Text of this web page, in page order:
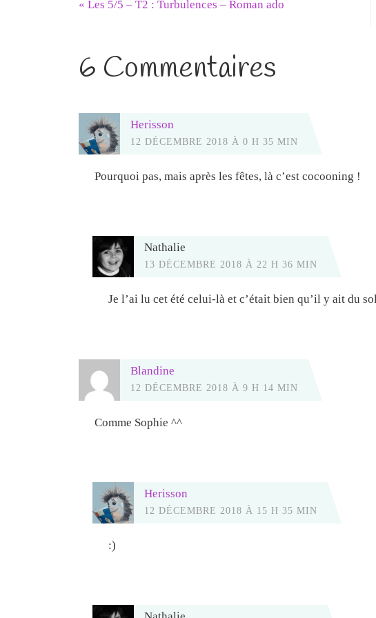
« Les 5/5 – T2 : Turbulences – Roman ado
6 Commentaires
Herisson
12 DÉCEMBRE 2018 À 0 H 35 MIN
Pourquoi pas, mais après les fêtes, là c’est cocooning !
Nathalie
13 DÉCEMBRE 2018 À 22 H 36 MIN
Je l’ai lu cet été celui-là et c’était bien qu’il y ait du
Blandine
12 DÉCEMBRE 2018 À 9 H 14 MIN
Comme Sophie ^^
Herisson
12 DÉCEMBRE 2018 À 15 H 35 MIN
:)